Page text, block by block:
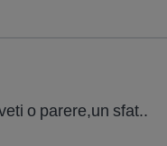
o parere,un sfat..